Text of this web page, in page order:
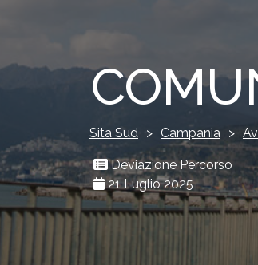
Sita Sud > Campania >
Deviazione Percorso
21 Luglio 2025